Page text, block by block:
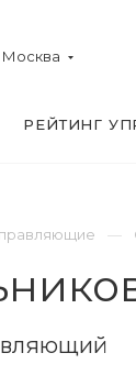
Москва
РЕЙТИНГ